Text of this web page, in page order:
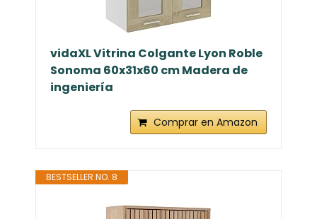
vidaXL Vitrina Colgante Lyon Roble
Sonoma 60x31x60 cm Madera de
ingeniería
Comprar en Amazon
BESTSELLER NO. 8